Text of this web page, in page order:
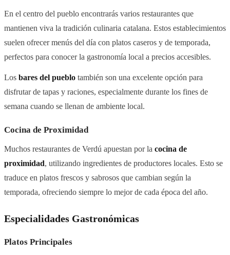
En el centro del pueblo encontrarás varios restaurantes que
mantienen viva la tradición culinaria catalana. Estos establecimientos
suelen ofrecer menús del día con platos caseros y de temporada,
perfectos para conocer la gastronomía local a precios accesibles.
Los bares del pueblo también son una excelente opción para
disfrutar de tapas y raciones, especialmente durante los fines de
semana cuando se llenan de ambiente local.
Cocina de Proximidad
Muchos restaurantes de Verdú apuestan por la cocina de
proximidad, utilizando ingredientes de productores locales. Esto se
traduce en platos frescos y sabrosos que cambian según la
temporada, ofreciendo siempre lo mejor de cada época del año.
Especialidades Gastronómicas
Platos Principales